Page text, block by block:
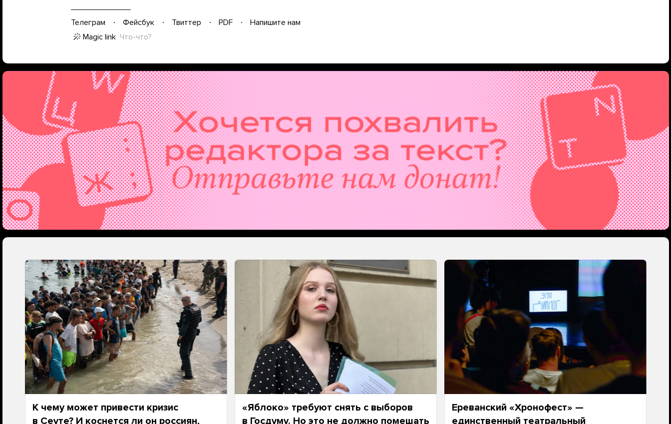
Телеграм Фейсбук Твиттер PDF
Напишите нам
Magic link Что-что?
К чему может привести кризис
в Сеуте? И коснется ли он россиян,
«Яблоко» требуют снять с выборов
в Госдуму. Но это не должно помешать
Ереванский «Хронофест» —
единственный театральный